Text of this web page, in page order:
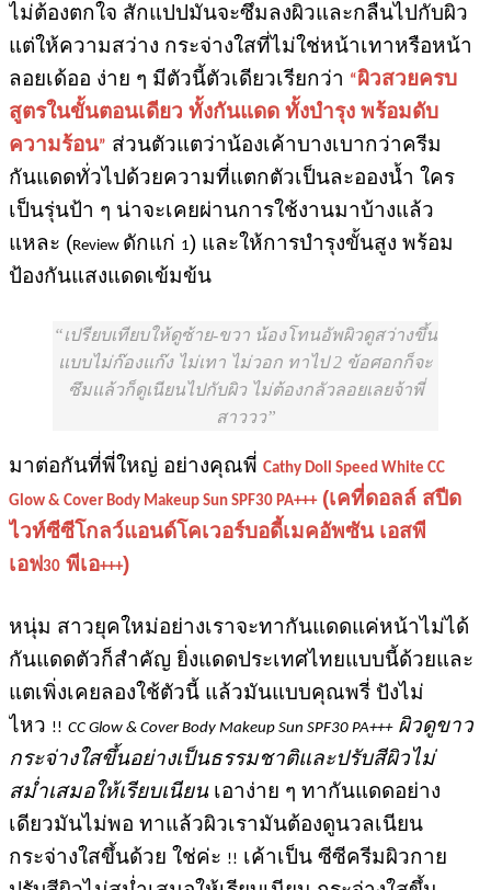
ไม่ต้องตกใจ สักแปปมันจะซึมลงผิวและกลืนไปกับผิว
แต่ให้ความสว่าง กระจ่างใสที่ไม่ใช่หน้าเทาหรือหน้า
ลอยเด้ออ ง่าย ๆ มีตัวนี้ตัวเดียวเรียกว่า “ผิวสวยครบ
สูตรในขั้นตอนเดียว ทั้งกันแดด ทั้งบำรุง พร้อมดับ
ความร้อน” ส่วนตัวแตว่าน้องเค้าบางเบากว่าครีม
กันแดดทั่วไปด้วยความที่แตกตัวเป็นละอองน้ำ ใคร
เป็นรุ่นป้า ๆ น่าจะเคยผ่านการใช้งานมาบ้างแล้ว
แหละ (Review ดักแก่ 1) และให้การบำรุงขั้นสูง พร้อม
ป้องกันแสงแดดเข้มข้น
เปรียบเทียบให้ดูซ้าย-ขวา น้องโทนอัพผิวดูสว่างขึ้น
แบบไม่ก๊องแก๊ง ไม่เทา ไม่วอก ทาไป 2 ข้อศอกก็จะ
ซึมแล้วก็ดูเนียนไปกับผิว ไม่ต้องกลัวลอยเลยจ้าพี่
สาววว
มาต่อกันที่พี่ใหญ่ อย่างคุณพี่ Cathy Doll Speed White CC
Glow & Cover Body Makeup Sun SPF30 PA+++(เคที่ดอลล์ สปีด
ไวท์ซีซีโกลว์แอนด์โคเวอร์บอดี้เมคอัพซัน เอสพี
เอฟ30 พีเอ+++)
หนุ่ม สาวยุคใหม่อย่างเราจะทากันแดดแค่หน้าไม่ได้
กันแดดตัวก็สำคัญ ยิ่งแดดประเทศไทยแบบนี้ด้วยและ
แตเพิ่งเคยลองใช้ตัวนี้ แล้วมันแบบคุณพรี่ ปังไม่
ไหว !! CC Glow & Cover Body Makeup Sun SPF30 PA+++ผิวดูขาว
กระจ่างใสขึ้นอย่างเป็นธรรมชาติและปรับสีผิวไม่
สม่ำเสมอให้เรียบเนียนเอาง่าย ๆ ทากันแดดอย่าง
เดียวมันไม่พอ ทาแล้วผิวเรามันต้องดูนวลเนียน
กระจ่างใสขึ้นด้วย ใช่ค่ะ !! เค้าเป็น ซีซีครีมผิวกาย